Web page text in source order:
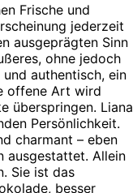
Frische und
jederzeit
ausgeprägten Sinn
ohne jedoch
authentisch, ein
offene Art wird
überspringen. Liana
Persönlichkeit.
charmant – eben
ausgestattet. Allein
Sie ist das
besser